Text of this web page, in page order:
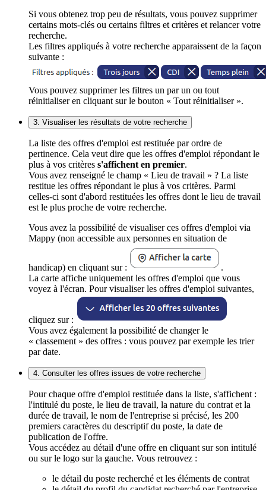
Si vous obtenez trop peu de résultats, vous pouvez supprimer
certains mots-clés ou certains filtres et critères et relancer votre
recherche.
Les filtres appliqués à votre recherche apparaissent de la façon
suivante :
Vous pouvez supprimer les filtres un par un ou tout
réinitialiser en cliquant sur le bouton « Tout réinitialiser ».
3. Visualiser les résultats de votre recherche
La liste des offres d'emploi est restituée par ordre de
pertinence. Cela veut dire que les offres d'emploi répondant le
plus à vos critères s'affichent en premier.
Vous avez renseigné le champ « Lieu de travail » ? La liste
restitue les offres répondant le plus à vos critères. Parmi
celles-ci sont d'abord restituées les offres dont le lieu de travail
est le plus proche de votre recherche.
Vous avez la possibilité de visualiser ces offres d'emploi via
Mappy (non accessible aux personnes en situation de
handicap) en cliquant sur :
.
La carte affiche uniquement les offres d'emploi que vous
voyez à l'écran. Pour visualiser les offres d'emploi suivantes,
cliquez sur :
Vous avez également la possibilité de changer le
« classement » des offres : vous pouvez par exemple les trier
par date.
4. Consulter les offres issues de votre recherche
Pour chaque offre d'emploi restituée dans la liste, s'affichent :
l'intitulé du poste, le lieu de travail, la nature du contrat et la
durée de travail, le nom de l'entreprise si précisé, les 200
premiers caractères du descriptif du poste, la date de
publication de l'offre.
Vous accédez au détail d'une offre en cliquant sur son intitulé
ou sur le logo sur la gauche. Vous retrouvez :
le détail du poste recherché et les éléments de contrat